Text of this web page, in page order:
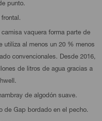
punto.
frontal.
vaquera forma parte de
utiliza al menos un 20 % menos
convencionales. Desde 2016,
de litros de agua gracias a
de algodón suave.
de Gap bordado en el pecho.